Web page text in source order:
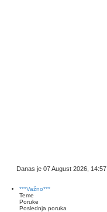
Danas je 07 August 2026, 14:57
***Važno***
Teme
Poruke
Poslednja poruka